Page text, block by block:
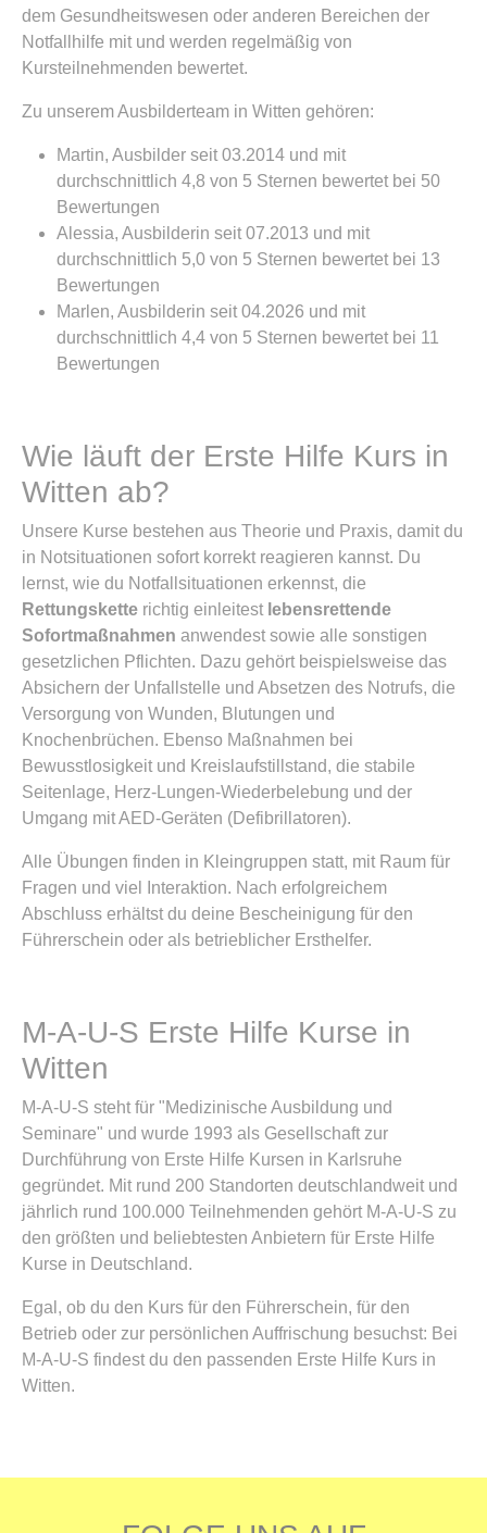
dem Gesundheitswesen oder anderen Bereichen der
Notfallhilfe mit und werden regelmäßig von
Kursteilnehmenden bewertet.
Zu unserem Ausbilderteam in Witten gehören:
Martin, Ausbilder seit 03.2014 und mit
durchschnittlich 4,8 von 5 Sternen bewertet bei 50
Bewertungen
Alessia, Ausbilderin seit 07.2013 und mit
durchschnittlich 5,0 von 5 Sternen bewertet bei 13
Bewertungen
Marlen, Ausbilderin seit 04.2026 und mit
durchschnittlich 4,4 von 5 Sternen bewertet bei 11
Bewertungen
Wie läuft der Erste Hilfe Kurs in
Witten ab?
Unsere Kurse bestehen aus Theorie und Praxis, damit du
in Notsituationen sofort korrekt reagieren kannst. Du
lernst, wie du Notfallsituationen erkennst, die
Rettungskette richtig einleitest lebensrettende
Sofortmaßnahmen anwendest sowie alle sonstigen
gesetzlichen Pflichten. Dazu gehört beispielsweise das
Absichern der Unfallstelle und Absetzen des Notrufs, die
Versorgung von Wunden, Blutungen und
Knochenbrüchen. Ebenso Maßnahmen bei
Bewusstlosigkeit und Kreislaufstillstand, die stabile
Seitenlage, Herz-Lungen-Wiederbelebung und der
Umgang mit AED-Geräten (Defibrillatoren).
Alle Übungen finden in Kleingruppen statt, mit Raum für
Fragen und viel Interaktion. Nach erfolgreichem
Abschluss erhältst du deine Bescheinigung für den
Führerschein oder als betrieblicher Ersthelfer.
M-A-U-S Erste Hilfe Kurse in
Witten
M-A-U-S steht für "Medizinische Ausbildung und
Seminare" und wurde 1993 als Gesellschaft zur
Durchführung von Erste Hilfe Kursen in Karlsruhe
gegründet. Mit rund 200 Standorten deutschlandweit und
jährlich rund 100.000 Teilnehmenden gehört M-A-U-S zu
den größten und beliebtesten Anbietern für Erste Hilfe
Kurse in Deutschland.
Egal, ob du den Kurs für den Führerschein, für den
Betrieb oder zur persönlichen Auffrischung besuchst: Bei
M-A-U-S findest du den passenden Erste Hilfe Kurs in
Witten.